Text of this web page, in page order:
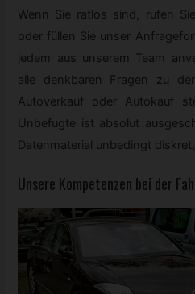
Wenn Sie ratlos sind, rufen
oder füllen Sie unser
jedem aus unserem Team
alle denkbaren Fragen zu
Autoverkauf oder Autokauf
Unbefugte ist absolut
Datenmaterial unbedingt
Unsere Kompetenzen bei der